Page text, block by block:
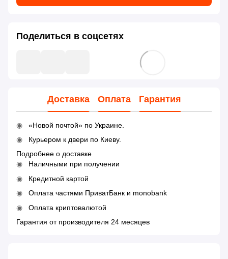
Поделиться в соцсетях
Доставка Оплата Гарантия
«Новой почтой» по Украине.
Курьером к двери по Киеву.
Подробнее о доставке
Наличными при получении
Кредитной картой
Оплата частями ПриватБанк и monobank
Оплата криптовалютой
Гарантия от производителя 24 месяцев